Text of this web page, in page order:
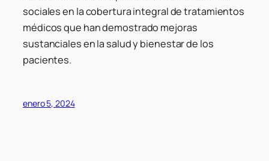
sociales en la cobertura integral de tratamientos
médicos que han demostrado mejoras
sustanciales en la salud y bienestar de los
pacientes.
enero 5, 2024